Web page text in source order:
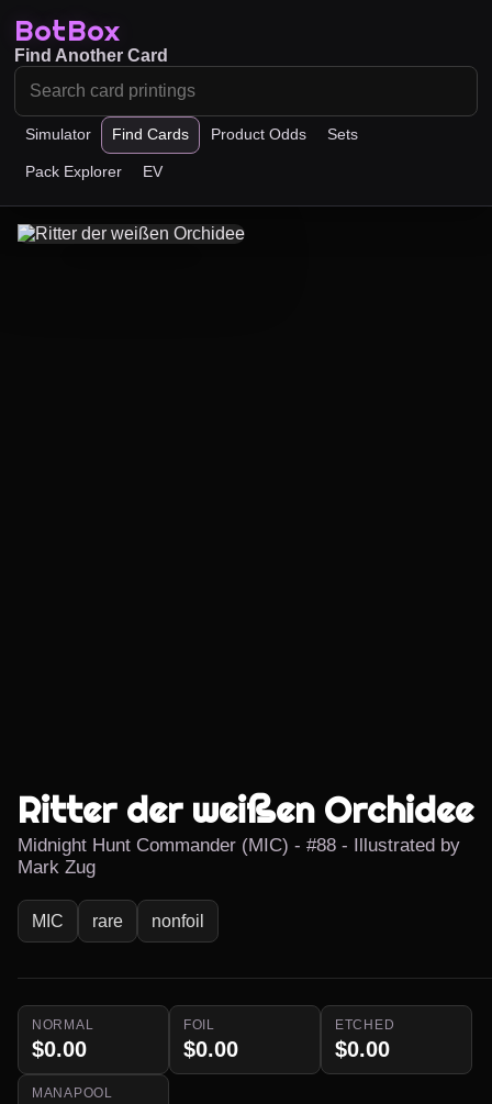
BotBox
Simulator Find Cards Product Odds Sets
Pack Explorer EV
Find Another Card
Ritter der weißen Orchidee
Midnight Hunt Commander (MIC) - #88 - Illustrated by
Mark Zug
MIC rare nonfoil
NORMAL
$0.00
FOIL
$0.00
ETCHED
$0.00
MANAPOOL